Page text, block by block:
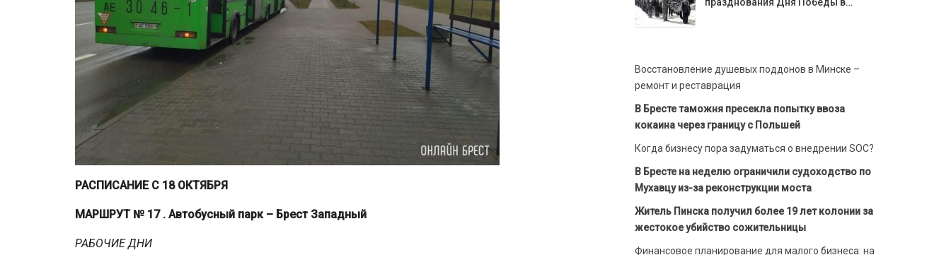
РАСПИСАНИЕ С 18 ОКТЯБРЯ
МАРШРУТ № 17 . Автобусный парк – Брест Западный
РАБОЧИЕ ДНИ
Восстановление душевых поддонов в Минске –
ремонт и реставрация
В Бресте таможня пресекла попытку ввоза
кокаина через границу с Польшей
Когда бизнесу пора задуматься о внедрении SOC?
В Бресте на неделю ограничили судоходство по
Мухавцу из-за реконструкции моста
Житель Пинска получил более 19 лет колонии за
жестокое убийство сожительницы
Финансовое планирование для малого бизнеса: на